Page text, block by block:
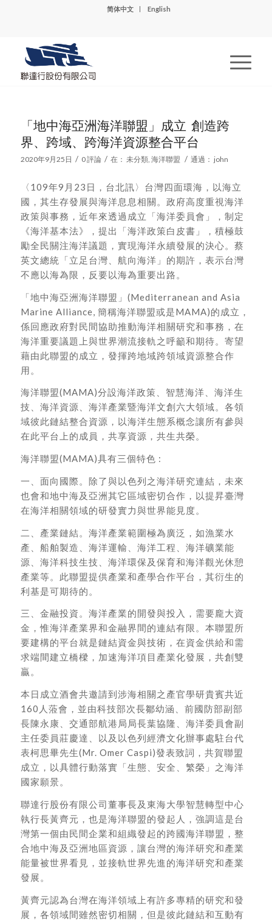
简体中文 English
「地中海亞洲海洋聯盟」成立 創造跨
界、跨域、跨海洋資源整合平台
2020年9月25日 / 0 評論 / 在： 未分類, 海洋聯盟 / 通過： john
〈109年9月23日，台北訊〉台灣四面環海，以海立
國，其生存發展與海洋息息相關。政府高度重視海洋
政策與事務，近年來透過成立「海洋委員會」，制定
《海洋基本法》，提出「海洋政策白皮書」，積極鼓
勵全民關注海洋議題，實現海洋永續發展的決心。蔡
英文總統「立足台灣、航向海洋」的期許，表示台灣
不應以海為限，反要以海為重要出路。
「地中海亞洲海洋聯盟」(Mediterranean and Asia
Marine Alliance, 簡稱海洋聯盟或是MAMA)的成立，
係回應政府對民間協助推動海洋相關研究和事務，在
海洋重要議題上與世界潮流接軌之呼籲和期待。寄望
藉由此聯盟的成立，發揮跨地域跨領域資源整合作
用。
海洋聯盟(MAMA)分設海洋政策、智慧海洋、海洋生
技、海洋資源、海洋產業暨海洋文創六大領域。各領
域彼此鏈結整合資源，以海洋生態系概念讓所有參與
在此平台上的成員，共享資源，共生共榮。
海洋聯盟(MAMA)具有三個特色 :
一、面向國際。除了與以色列之海洋研究連結，未來
也會和地中海及亞洲其它區域密切合作，以提昇臺灣
在海洋相關領域的研發實力與世界能見度。
二、產業鏈結。海洋產業範圍極為廣泛，如漁業水
產、船舶製造、海洋運輸、海洋工程、海洋礦業能
源、海洋科技生技、海洋環保及保育和海洋觀光休憩
產業等。此聯盟提供產業和產學合作平台，其衍生的
利基是可期待的。
三、金融投資。海洋產業的開發與投入，需要龐大資
金，惟海洋產業界和金融界間的連結有限。本聯盟所
要建構的平台就是鏈結資金與技術，在資金供給和需
求端間建立橋樑，加速海洋項目產業化發展，共創雙
贏。
本日成立酒會共邀請到涉海相關之產官學研貴賓共近
160人蒞會，並由科技部次長鄒幼涵、前國防部副部
長陳永康、交通部航港局局長葉協隆、海洋委員會副
主任委員莊慶達、以及以色列經濟文化辦事處駐台代
表柯思畢先生(Mr. Omer Caspi)發表致詞，共賀聯盟
成立，以具體行動落實「生態、安全、繁榮」之海洋
國家願景。
聯達行股份有限公司董事長及東海大學智慧轉型中心
執行長黃齊元，也是海洋聯盟的發起人，強調這是台
灣第一個由民間企業和組織發起的跨國海洋聯盟，整
合地中海及亞洲地區資源，讓台灣的海洋研究和產業
能量被世界看見，並接軌世界先進的海洋研究和產業
發展。
黃齊元認為台灣在海洋領域上有許多專精的研究和發
展，各領域間雖然密切相關，但是彼此鏈結和互動有